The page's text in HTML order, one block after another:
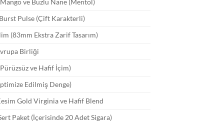
Pulse (Çift Karakterli)
(83mm Ekstra Zarif Tasarım)
Birliği
ve Hafif İçim)
Edilmiş Denge)
Gold Virginia ve Hafif Blend
Paket (İçerisinde 20 Adet Sigara)